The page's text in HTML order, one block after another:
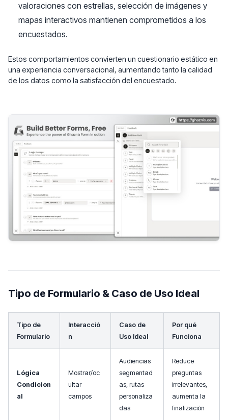
valoraciones con estrellas, selección de imágenes y
mapas interactivos mantienen comprometidos a los
encuestados.
Estos comportamientos convierten un cuestionario estático en
una experiencia conversacional, aumentando tanto la calidad
de los datos como la satisfacción del encuestado.
Tipo de Formulario & Caso de Uso Ideal
Tipo de
Formulario
Interacció
n
Caso de
Uso Ideal
Por qué
Funciona
Lógica
Condicion
al
Mostrar/oc
ultar
campos
Audiencias
segmentad
as, rutas
personaliza
das
Reduce
preguntas
irrelevantes,
aumenta la
finalización